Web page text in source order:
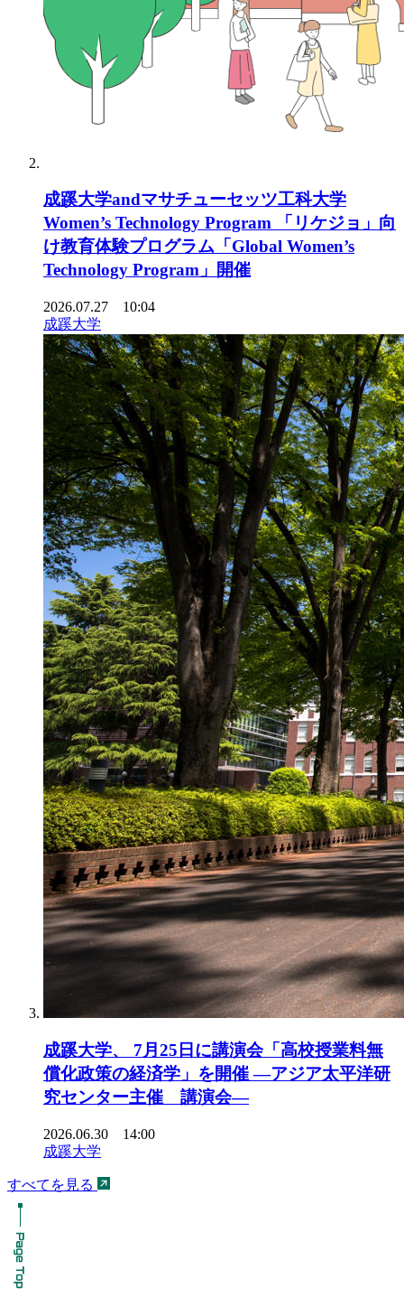
成蹊大学andマサチューセッツ工科大学
Women’s Technology Program 「リケジョ」向
け教育体験プログラム「Global Women’s
Technology Program」開催
2026.07.27 10:04
成蹊大学
成蹊大学、 7月25日に講演会「高校授業料無
償化政策の経済学」を開催 ―アジア太平洋研
究センター主催 講演会―
2026.06.30 14:00
成蹊大学
すべてを見る